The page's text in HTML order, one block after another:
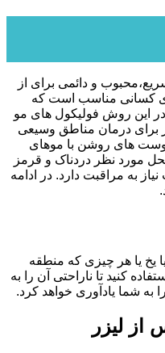
و دائمی برای از
کسانی مناسب است که
در این روش فولیکول های مو
برای درمان مناطق وسیعی
های روشن با موهای
مورد نظر دردناک و قرمز
به مراقبت دارد. در ادامه
یخ یا هر چیزی که منطقه
کنید تا ناراحتی آن را به
به شما یادآوری خواهد کرد.